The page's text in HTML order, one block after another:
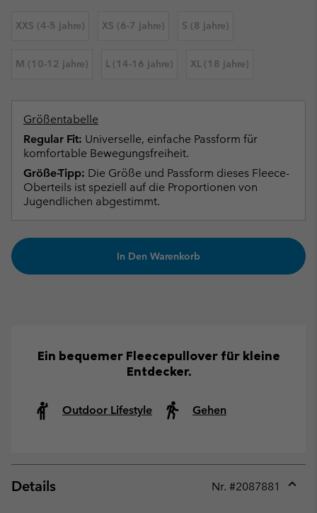
XXS (4-5 jahre) XS (6-7 jahre) S (8 jahre)
M (10-12 jahre) L (14-16 jahre) XL (18 jahre)
Größentabelle
Regular Fit: Universelle, einfache Passform für
komfortable Bewegungsfreiheit.
Größe-Tipp: Die Größe und Passform dieses Fleece-
Oberteils ist speziell auf die Proportionen von
Jugendlichen abgestimmt.
In Den Warenkorb
Ein bequemer Fleecepullover für kleine
Entdecker.
Outdoor Lifestyle Gehen
Details Nr. #2087881